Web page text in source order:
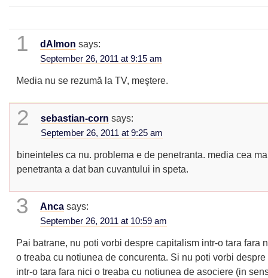
1 dAImon says:
September 26, 2011 at 9:15 am
Media nu se rezumă la TV, meştere.
2 sebastian-corn says:
September 26, 2011 at 9:25 am
bineinteles ca nu. problema e de penetranta. media cea
penetranta a dat ban cuvantului in speta.
3 Anca says:
September 26, 2011 at 10:59 am
Pai batrane, nu poti vorbi despre capitalism intr-o tara fara
o treaba cu notiunea de concurenta. Si nu poti vorbi
intr-o tara fara nici o treaba cu notiunea de asociere (in